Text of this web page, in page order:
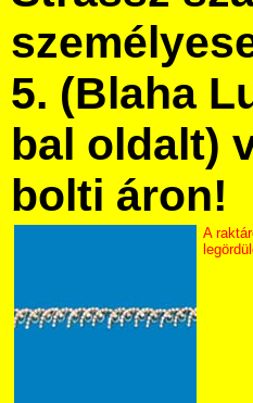
5. (Blaha
bal oldalt)
bolti áron!
A